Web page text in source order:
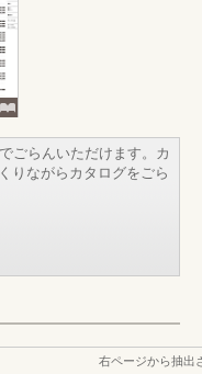
ごらんいただけます。カ
りながらカタログをごら
右ページから抽出